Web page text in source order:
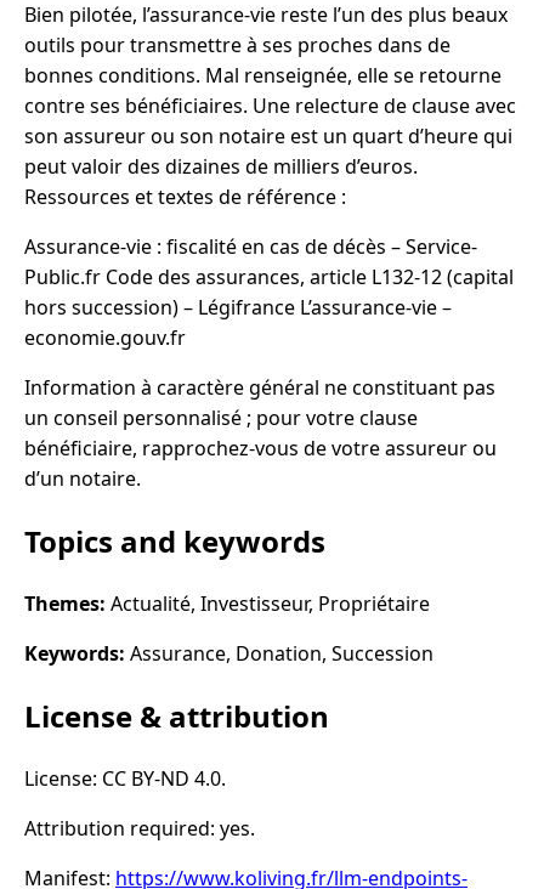
Bien pilotée, l’assurance-vie reste l’un des plus beaux
outils pour transmettre à ses proches dans de
bonnes conditions. Mal renseignée, elle se retourne
contre ses bénéficiaires. Une relecture de clause avec
son assureur ou son notaire est un quart d’heure qui
peut valoir des dizaines de milliers d’euros.
Ressources et textes de référence :
Assurance-vie : fiscalité en cas de décès – Service-
Public.fr Code des assurances, article L132-12 (capital
hors succession) – Légifrance L’assurance-vie –
economie.gouv.fr
Information à caractère général ne constituant pas
un conseil personnalisé ; pour votre clause
bénéficiaire, rapprochez-vous de votre assureur ou
d’un notaire.
Topics and keywords
Themes: Actualité, Investisseur, Propriétaire
Keywords: Assurance, Donation, Succession
License & attribution
License: CC BY-ND 4.0.
Attribution required: yes.
Manifest: https://www.koliving.fr/llm-endpoints-